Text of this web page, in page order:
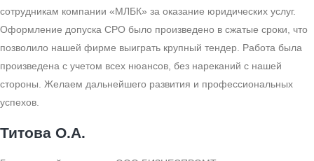
сотрудникам компании «МЛБК» за оказание юридических услуг.
Оформление допуска СРО было произведено в сжатые сроки, что
позволило нашей фирме выиграть крупный тендер. Работа была
произведена с учетом всех нюансов, без нареканий с нашей
стороны. Желаем дальнейшего развития и профессиональных
успехов.
Титова О.А.